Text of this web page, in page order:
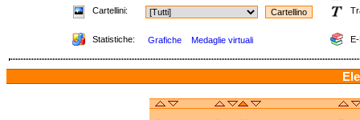
Cartellini:
Statistiche: Grafiche Medaglie virtuali